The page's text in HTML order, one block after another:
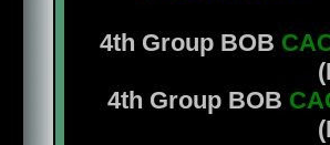
4th Group BOB
4th Group BOB